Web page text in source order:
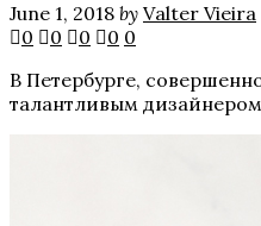
June 1, 2018 by Valter Vieira
0
0 0 0 0
В Петербурге,
талантливым